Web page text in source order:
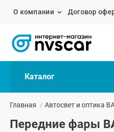
О компании Договор
Каталог
Главная / Автосвет и оптика
Передние фары